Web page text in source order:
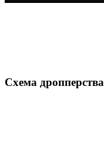
Схема дропперства